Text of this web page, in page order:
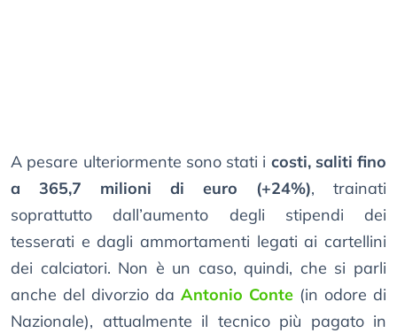
A pesare ulteriormente sono stati i costi, saliti fino
a 365,7 milioni di euro (+24%), trainati
soprattutto dall’aumento degli stipendi dei
tesserati e dagli ammortamenti legati ai cartellini
dei calciatori. Non è un caso, quindi, che si parli
anche del divorzio da Antonio Conte (in odore di
Nazionale), attualmente il tecnico più pagato in